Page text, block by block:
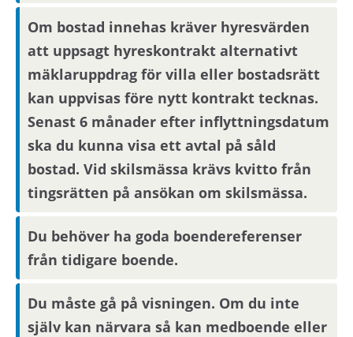
Om bostad innehas kräver hyresvärden
att uppsagt hyreskontrakt alternativt
mäklaruppdrag för villa eller bostadsrätt
kan uppvisas före nytt kontrakt tecknas.
Senast 6 månader efter inflyttningsdatum
ska du kunna visa ett avtal på såld
bostad. Vid skilsmässa krävs kvitto från
tingsrätten på ansökan om skilsmässa.
Du behöver ha goda boendereferenser
från tidigare boende.
Du måste gå på visningen. Om du inte
själv kan närvara så kan medboende eller